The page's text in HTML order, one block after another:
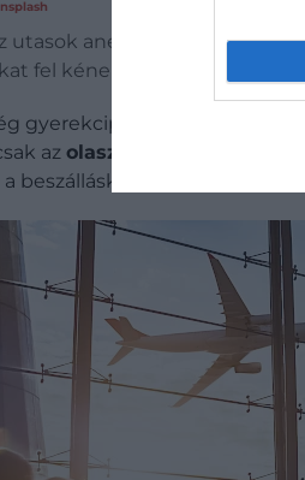
utasok anélkül haladhatnak
fel kéne mutatniuk.
gyerekcipőben jár a
az olasz ITA Airways és a
beszálláskor még fel kell